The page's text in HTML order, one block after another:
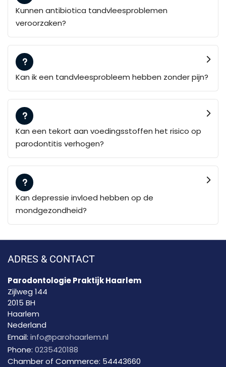
Kunnen antibiotica tandvleesproblemen
veroorzaken?
Kan ik een tandvleesprobleem hebben zonder pijn?
Kan een tekort aan voedingsstoffen het risico op
parodontitis verhogen?
Kan depressie invloed hebben op de
mondgezondheid?
ADRES & CONTACT
Parodontologie Praktijk Haarlem
Zijlweg 144
2015 BH
Haarlem
Nederland
Email: info@parohaarlem.nl
Phone: 0235420188
Chamber of Commerce: 54443660